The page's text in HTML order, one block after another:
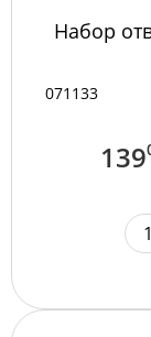
Набор
071133
139